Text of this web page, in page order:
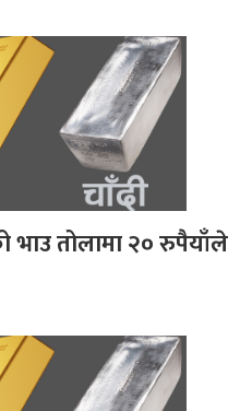
भाउ तोलामा २० रुपैयाँले